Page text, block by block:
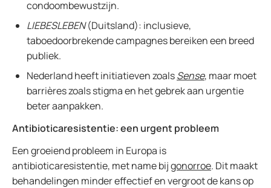
condoombewustzijn.
LIEBESLEBEN(Duitsland): inclusieve,
taboedoorbrekende campagnes bereiken een breed
publiek.
Nederland heeft initiatieven zoalsSense, maar moet
barrières zoals stigma en het gebrek aan urgentie
beter aanpakken.
Antibioticaresistentie: een urgent probleem
Een groeiend probleem in Europa is
antibioticaresistentie, met name bijgonorroe. Dit maakt
behandelingen minder effectief en vergroot de kans op